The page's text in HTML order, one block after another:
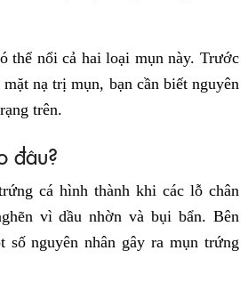
thể nổi cả hai loại mụn này. Trước
nạ trị mụn, bạn cần biết nguyên
trên.
đâu?
cá hình thành khi các lỗ chân
vì dầu nhờn và bụi bẩn. Bên
số nguyên nhân gây ra mụn trứng